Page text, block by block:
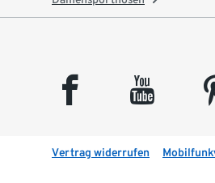
facebook youtube
Vertrag widerrufen